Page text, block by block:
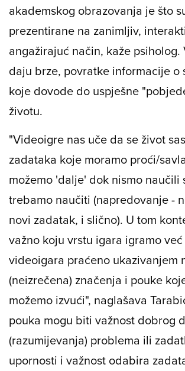
akademskog obrazovanja je što
prezentirane na zanimljiv,
angažirajuć način, kaže
daju brze, povratke informacije o
koje dovode do uspješne
životu.
"Videoigre nas uče da se život
zadataka koje moramo proći/
možemo 'dalje' dok nismo naučili
trebamo naučiti (napredovanje -
novi zadatak, i slično). U tom
važno koju vrstu igara igramo
videoigara praćeno ukazivanjem
(neizrečena) značenja i pouke
možemo izvući", naglašava
pouka mogu biti važnost dobrog
(razumijevanja) problema ili
upornosti i važnost odabira